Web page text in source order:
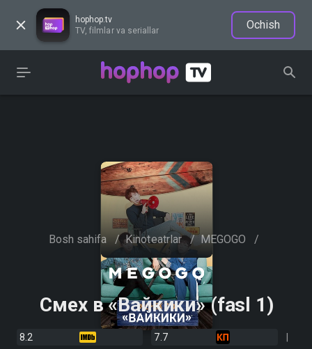
hophop.tv
TV, filmlar va seriallar
Ochish
Bosh sahifa / Kinoteatrlar / MEGOGO /
Смех в «Вайкики» (fasl 1)
8.2
7.7